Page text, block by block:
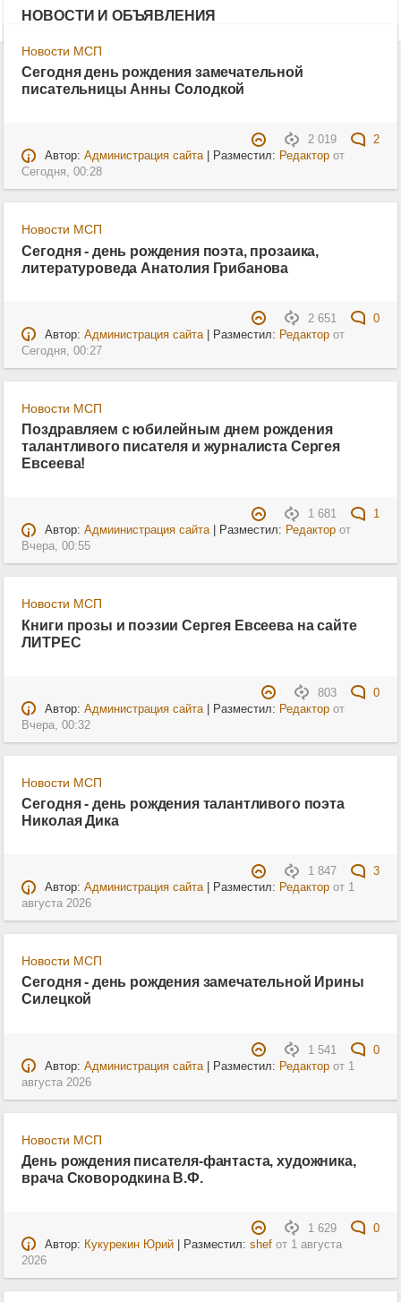
НОВОСТИ И ОБЪЯВЛЕНИЯ
Новости МСП
Сегодня день рождения замечательной
писательницы Анны Солодкой
2 019
2
Автор: Администрация сайта| Разместил: Редакторот
Сегодня, 00:28
Новости МСП
Сегодня - день рождения поэта, прозаика,
литературоведа Анатолия Грибанова
2 651
0
Автор: Администрация сайта| Разместил: Редакторот
Сегодня, 00:27
Новости МСП
Поздравляем с юбилейным днем рождения
талантливого писателя и журналиста Сергея
Евсеева!
1 681
1
Автор: Адмиинистрация сайта| Разместил: Редакторот
Вчера, 00:55
Новости МСП
Книги прозы и поэзии Сергея Евсеева на сайте
ЛИТРЕС
803
0
Автор: Администрация сайта| Разместил: Редакторот
Вчера, 00:32
Новости МСП
Сегодня - день рождения талантливого поэта
Николая Дика
1 847
3
Автор: Администрация сайта| Разместил: Редакторот 1
августа 2026
Новости МСП
Сегодня - день рождения замечательной Ирины
Силецкой
1 541
0
Автор: Администрация сайта| Разместил: Редакторот 1
августа 2026
Новости МСП
День рождения писателя-фантаста, художника,
врача Сковородкина В.Ф.
1 629
0
Автор: Кукурекин Юрий| Разместил: shefот 1 августа
2026